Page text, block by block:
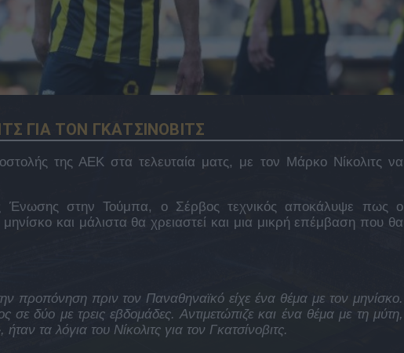
ΓΙΑ ΤΟΝ ΓΚΑΤΣΙΝΟΒΙΤΣ
της ΑΕΚ στα τελευταία ματς, με τον Μάρκο Νίκολιτς να
Ένωσης στην Τούμπα, ο Σέρβος τεχνικός αποκάλυψε πως ο
και μάλιστα θα χρειαστεί και μια μικρή επέμβαση που θα
προπόνηση πριν τον Παναθηναϊκό είχε ένα θέμα με τον μηνίσκο.
σε δύο με τρεις εβδομάδες. Αντιμετώπιζε και ένα θέμα με τη μύτη,
τα λόγια του Νίκολιτς για τον Γκατσίνοβιτς.